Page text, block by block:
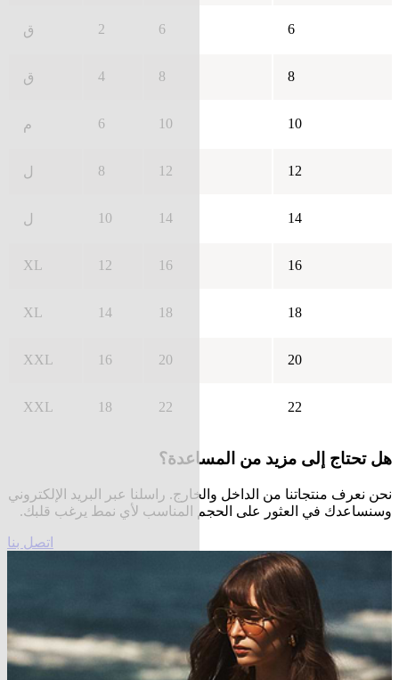
ق 2 6 6
ق 4 8 8
م 6 10 10
ل 8 12 12
ل 10 14 14
XL 12 16 16
XL 14 18 18
XXL 16 20 20
XXL 18 22 22
هل تحتاج إلى مزيد من المساعدة؟
نحن نعرف منتجاتنا من الداخل والخارج. راسلنا عبر البريد الإلكتروني
وسنساعدك في العثور على الحجم المناسب لأي نمط يرغب قلبك.
اتصل بنا